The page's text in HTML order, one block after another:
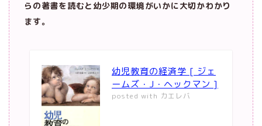
らの著書を読むと幼少期の環境がいかに大切かわかり
ます。
幼児教育の経済学 [ ジェ
ームズ・J・ヘックマン ]
posted with カエレバ